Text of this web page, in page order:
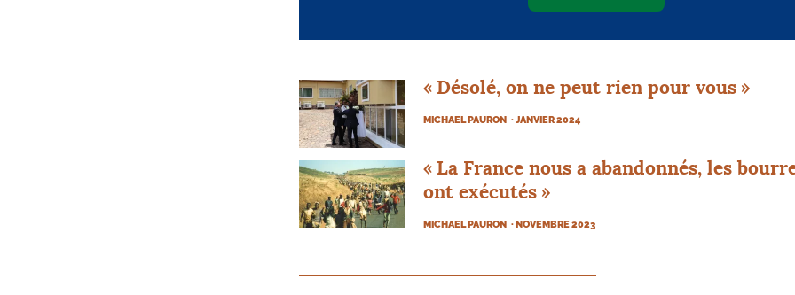
« Désolé, on ne peut rien pour vous »
MICHAEL PAURON · JANVIER 2024
« La France nous a abandonnés, les
ont exécutés »
MICHAEL PAURON · NOVEMBRE 2023